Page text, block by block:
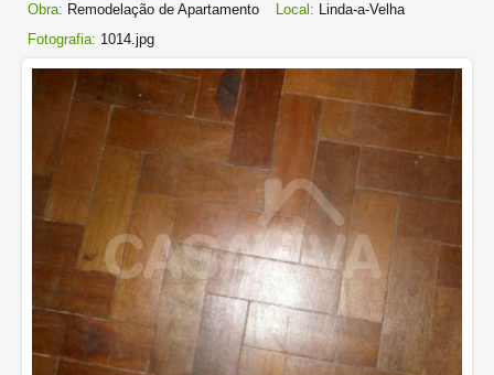
Obra: Remodelação de Apartamento Local: Linda-a-Velha
Fotografia: 1014.jpg